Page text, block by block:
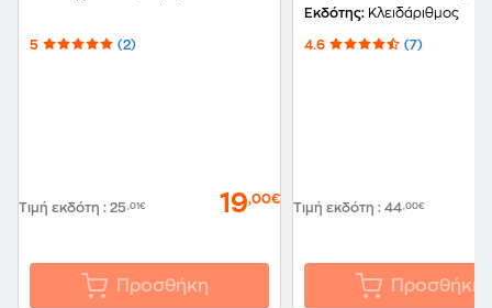
5 (2)
Τιμή εκδότη : 25,01€ 19,00€
Προσθήκη
Εκδότης: Κλειδάριθμος
4.6 (7)
Τιμή εκδότη : 44,00€
Προσθήκη